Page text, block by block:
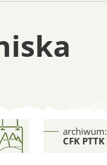
archiwum:
CFK PTTK